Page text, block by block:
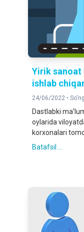
Yirik
ishlab
24/06/2022 •
Dastlabki
oylarida
korxonalari
Batafsil ...